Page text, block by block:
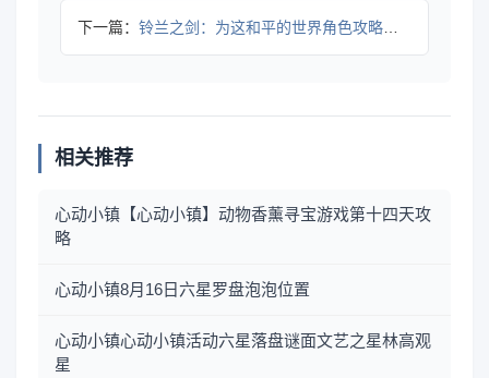
下一篇： 铃兰之剑：为这和平的世界角色攻略：赫砂
相关推荐
心动小镇【心动小镇】动物香薰寻宝游戏第十四天攻
略
心动小镇8月16日六星罗盘泡泡位置
心动小镇心动小镇活动六星落盘谜面文艺之星林高观
星